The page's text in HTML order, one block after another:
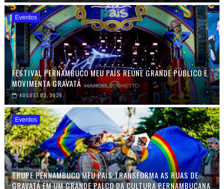
Eventos
FESTIVAL PERNAMBUCO MEU PAÍS REÚNE GRANDE PÚBLICO E
MOVIMENTA GRAVATÁ
AUGUST 02, 2026
Eventos
TRUPE PERNAMBUCO MEU PAÍS TRANSFORMA AS RUAS DE
GRAVATÁ EM UM GRANDE PALCO DA CULTURA PERNAMBUCANA